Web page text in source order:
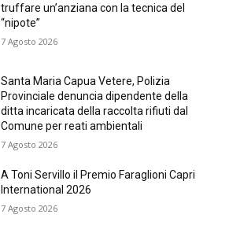
truffare un’anziana con la tecnica del
“nipote”
7 Agosto 2026
Santa Maria Capua Vetere, Polizia
Provinciale denuncia dipendente della
ditta incaricata della raccolta rifiuti dal
Comune per reati ambientali
7 Agosto 2026
A Toni Servillo il Premio Faraglioni Capri
International 2026
7 Agosto 2026